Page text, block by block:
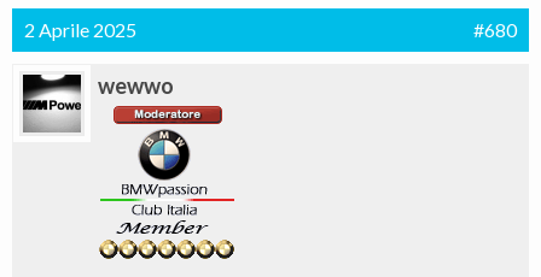
2 Aprile 2025 #680
wewwo